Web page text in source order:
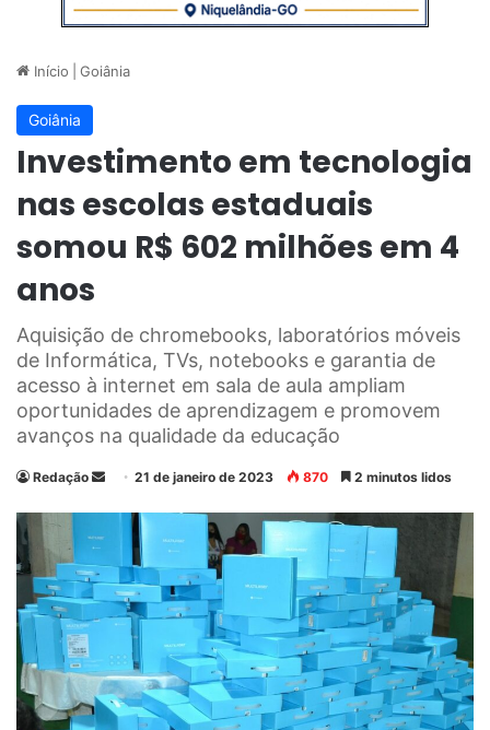
Início Goiânia
Goiânia
Investimento em tecnologia
nas escolas estaduais
somou R$ 602 milhões em 4
anos
Aquisição de chromebooks, laboratórios móveis
de Informática, TVs, notebooks e garantia de
acesso à internet em sala de aula ampliam
oportunidades de aprendizagem e promovem
avanços na qualidade da educação
Redação
e
e
m
21 de janeiro de 2023 870 2 minutos lidos